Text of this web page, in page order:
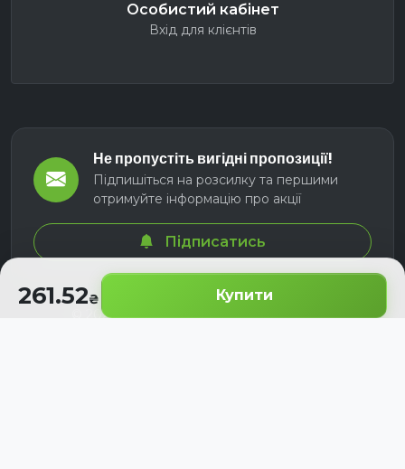
261.52 Купити
Особистий кабінет
Вхід для клієнтів
Не пропустіть вигідні пропозиції!
Підпишіться на розсилку та першими
отримуйте інформацію про акції
Підписатись
© 2026 СЕЛМ АГРО. Всі права захищені.